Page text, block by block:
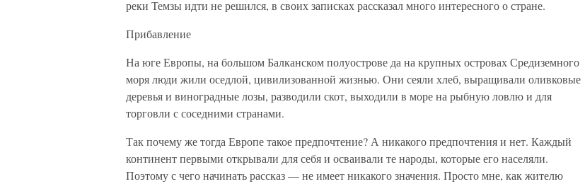
реки Темзы идти не решился, в своих записках рассказал много интересного о стране.
Прибавление
На юге Европы, на большом Балканском полуострове да на крупных островах Средиземного
моря люди жили оседлой, цивилизованной жизнью. Они сеяли хлеб, выращивали оливковые
деревья и виноградные лозы, разводили скот, выходили в море на рыбную ловлю и для
торговли с соседними странами.
Так почему же тогда Европе такое предпочтение? А никакого предпочтения и нет. Каждый
континент первыми открывали для себя и осваивали те народы, которые его населяли.
Поэтому с чего начинать рассказ — не имеет никакого значения. Просто мне, как жителю